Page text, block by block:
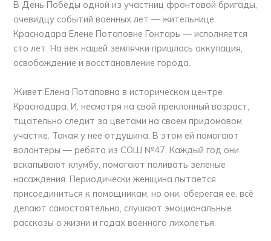
В День Победы одной из участниц фронтовой бригады,
очевидцу событий военных лет — жительнице
Краснодара Елене Потаповне Гонтарь — исполняется
сто лет. На век нашей землячки пришлась оккупация,
освобождение и восстановление города.
Живет Елена Потаповна в историческом центре
Краснодара. И, несмотря на свой преклонный возраст,
тщательно следит за цветами на своем придомовом
участке. Такая у нее отдушина. В этом ей помогают
волонтеры — ребята из СОШ №47. Каждый год они
вскапывают клумбу, помогают поливать зеленые
насаждения. Периодически женщина пытается
присоединиться к помощникам, но они, оберегая ее, всё
делают самостоятельно, слушают эмоциональные
рассказы о жизни и годах военного лихолетья.